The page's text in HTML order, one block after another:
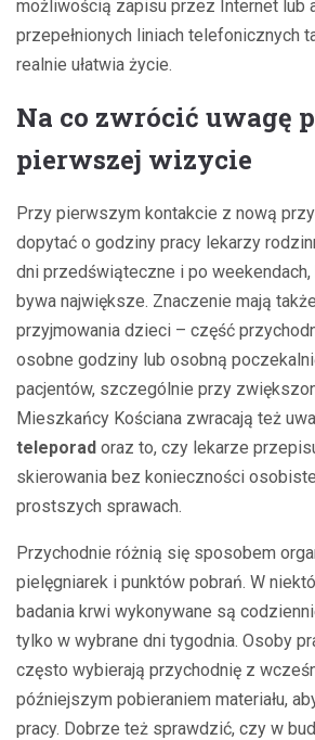
możliwością zapisu przez Internet lub
przepełnionych liniach telefonicznych
realnie ułatwia życie.
Na co zwrócić uwagę
pierwszej wizycie
Przy pierwszym kontakcie z nową
dopytać o godziny pracy lekarzy
dni przedświąteczne i po weekendach,
bywa największe. Znaczenie mają
przyjmowania dzieci – część
osobne godziny lub osobną
pacjentów, szczególnie przy
Mieszkańcy Kościana zwracają też
teleporad oraz to, czy lekarze
skierowania bez konieczności
prostszych sprawach.
Przychodnie różnią się sposobem
pielęgniarek i punktów pobrań. W
badania krwi wykonywane są
tylko w wybrane dni tygodnia. Osoby
często wybierają przychodnię z
późniejszym pobieraniem materiału,
pracy. Dobrze też sprawdzić, czy w